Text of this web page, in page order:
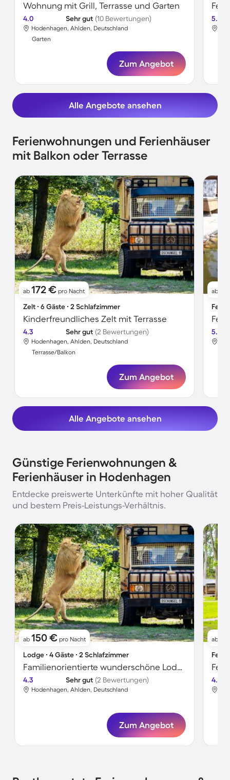
Wohnung mit Grill, Terrasse und Garten
4.0 Sehr gut (10 Bewertungen)
Hodenhagen, Ahlden, Deutschland
Garten
Zum Angebot
5.0
Alle Angebote ansehen
Ferienwohnungen und Ferienhäuser
mit Balkon oder Terrasse
ab 172 € pro Nacht
Zelt ∙ 6 Gäste ∙ 2 Schlafzimmer
Kinderfreundliches Zelt mit Terrasse
4.3 Sehr gut (2 Bewertungen)
Hodenhagen, Ahlden, Deutschland
Terrasse/Balkon
Zum Angebot
ab
5.0
Alle Angebote ansehen
Günstige Ferienwohnungen &
Ferienhäuser in Hodenhagen
Entdecke preiswerte Unterkünfte mit hoher Qualität
und bestem Preis-Leistungs-Verhältnis.
ab 150 € pro Nacht
Lodge ∙ 4 Gäste ∙ 2 Schlafzimmer
Familienorientierte wunderschöne Lodge
4.3 Sehr gut (2 Bewertungen)
Hodenhagen, Ahlden, Deutschland
Zum Angebot
ab
4.5